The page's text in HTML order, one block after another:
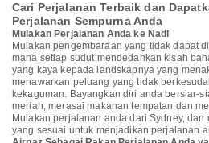
Cari Perjalanan Terbaik dan
Perjalanan Sempurna Anda
Mulakan Perjalanan Anda ke Nadi
Mulakan pengembaraan yang tidak dapat
mana setiap sudut mendedahkan kisah
yang kaya kepada landskapnya yang
menawarkan peluang yang tidak
kekaguman. Bayangkan diri anda bersiar-
meriah, merasai makanan tempatan dan
Mulakan perjalanan anda dari Sydney,
yang sesuai untuk menjadikan perjalanan